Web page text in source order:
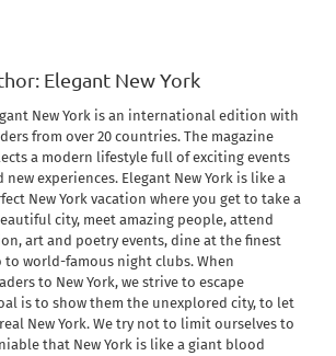
Elegant New York
New York is an international edition with
from over 20 countries. The magazine
a modern lifestyle full of exciting events
new experiences. Elegant New York is like a
New York vacation where you get to take a
city, meet amazing people, attend
art and poetry events, dine at the finest
to world-famous night clubs. When
to New York, we strive to escape
is to show them the unexplored city, to let
New York. We try not to limit ourselves to
that New York is like a giant blood